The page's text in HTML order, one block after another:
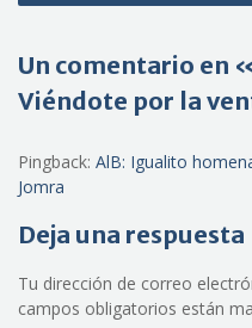
Un comentario en
Viéndote por la
Pingback: AlB: Igualito
Jomra
Deja una respuesta
Tu dirección de correo
campos obligatorios están